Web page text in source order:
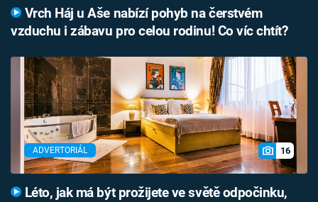
Vrch Háj u Aše nabízí pohyb na čerstvém
vzduchu i zábavu pro celou rodinu! Co víc chtít?
ADVERTORIÁL 16
Léto, jak má být prožijete ve světě odpočinku,